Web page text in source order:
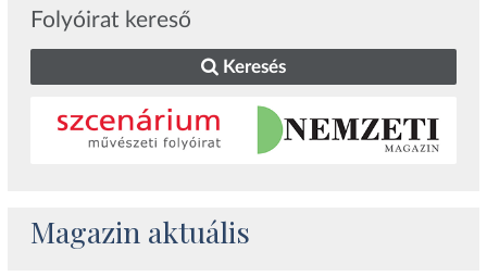
Folyóirat kereső
Keresés
Magazin aktuális